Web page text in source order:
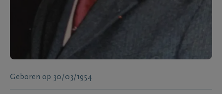
Geboren op 30/03/1954